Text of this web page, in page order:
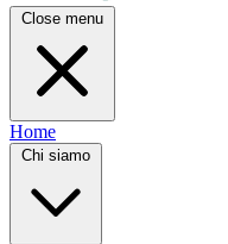
Close menu
Home
Chi siamo